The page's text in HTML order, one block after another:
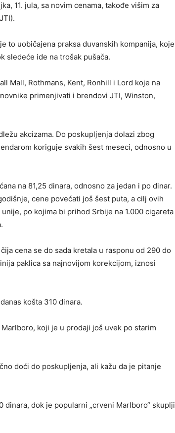
11. jula, sa novim cenama, takođe višim za
to uobičajena praksa duvanskih kompanija, koje
sledeće ide na trošak pušača.
Mall, Rothmans, Kent, Ronhill i Lord koje na
primenjivati i brendovi JTI, Winston,
akcizama. Do poskupljenja dolazi zbog
koriguje svakih šest meseci, odnosno u
na 81,25 dinara, odnosno za jedan i po dinar.
cene povećati još šest puta, a cilj ovih
po kojima bi prihod Srbije na 1.000 cigareta
cena se do sada kretala u rasponu od 290 do
paklica sa najnovijom korekcijom, iznosi
košta 310 dinara.
koji je u prodaji još uvek po starim
doći do poskupljenja, ali kažu da je pitanje
dok je popularni „crveni Marlboro“ skuplji